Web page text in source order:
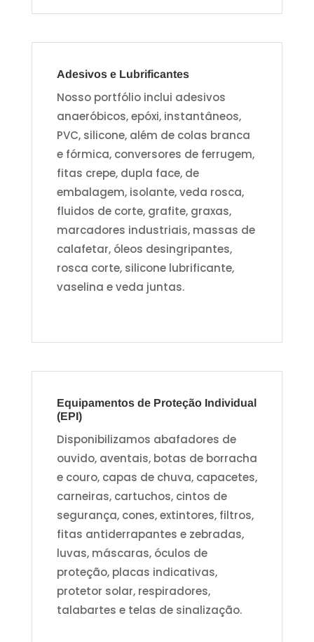
Adesivos e Lubrificantes
Nosso portfólio inclui adesivos
anaeróbicos, epóxi, instantâneos,
PVC, silicone, além de colas branca
e fórmica, conversores de ferrugem,
fitas crepe, dupla face, de
embalagem, isolante, veda rosca,
fluidos de corte, grafite, graxas,
marcadores industriais, massas de
calafetar, óleos desingripantes,
rosca corte, silicone lubrificante,
vaselina e veda juntas.
Equipamentos de Proteção Individual
(EPI)
Disponibilizamos abafadores de
ouvido, aventais, botas de borracha
e couro, capas de chuva, capacetes,
carneiras, cartuchos, cintos de
segurança, cones, extintores, filtros,
fitas antiderrapantes e zebradas,
luvas, máscaras, óculos de
proteção, placas indicativas,
protetor solar, respiradores,
talabartes e telas de sinalização.